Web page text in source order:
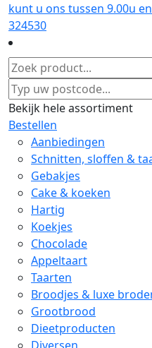
kunt u ons tussen 9.00u
324530
Bekijk hele assortiment
Bestellen
Aanbiedingen
Schnitten, sloffen &
Gebakjes
Cake & koeken
Hartig
Koekjes
Chocolade
Appeltaart
Taarten
Broodjes & luxe
Grootbrood
Dieetproducten